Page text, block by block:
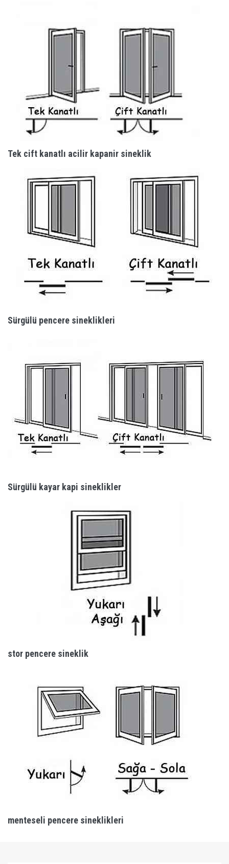
Tek cift kanatlı acilir kapanir sineklik
Sürgülü pencere sineklikleri
Sürgülü kayar kapi sineklikler
stor pencere sineklik
menteseli pencere sineklikleri